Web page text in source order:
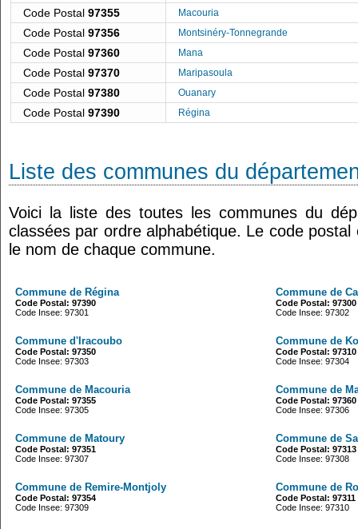
Code Postal 97355 Macouria
Code Postal 97356 Montsinéry-Tonnegrande
Code Postal 97360 Mana
Code Postal 97370 Maripasoula
Code Postal 97380 Ouanary
Code Postal 97390 Régina
Liste des communes du
Voici la liste des toutes les communes du
classées par ordre alphabétique. Le code
le nom de chaque commune.
Commune de Régina
Code Postal: 97390
Code Insee: 97301
Commune de
Code Postal: 97300
Code Insee: 97302
Commune d'Iracoubo
Code Postal: 97350
Code Insee: 97303
Commune de
Code Postal: 97310
Code Insee: 97304
Commune de Macouria
Code Postal: 97355
Code Insee: 97305
Commune de
Code Postal: 97360
Code Insee: 97306
Commune de Matoury
Code Postal: 97351
Code Insee: 97307
Commune de
Code Postal: 97313
Code Insee: 97308
Commune de Remire-Montjoly
Code Postal: 97354
Code Insee: 97309
Commune de
Code Postal: 97311
Code Insee: 97310